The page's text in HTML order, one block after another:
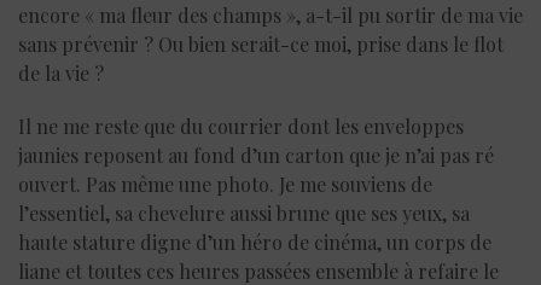
encore « ma fleur des champs », a-t-il pu sortir de ma vie
sans prévenir ? Ou bien serait-ce moi, prise dans le flot
de la vie ?
Il ne me reste que du courrier dont les enveloppes
jaunies reposent au fond d’un carton que je n’ai pas ré
ouvert. Pas même une photo. Je me souviens de
l’essentiel, sa chevelure aussi brune que ses yeux, sa
haute stature digne d’un héro de cinéma, un corps de
liane et toutes ces heures passées ensemble à refaire le